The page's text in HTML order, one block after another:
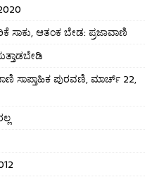
ಆತಂಕ ಬೇಡ: ಪ್ರಜಾವಾಣಿ
ಸಾಪ್ತಾಹಿಕ ಪುರವಣಿ, ಮಾರ್ಚ್ 22,